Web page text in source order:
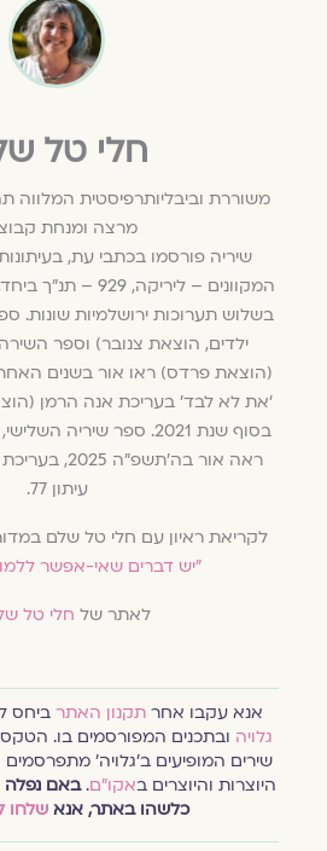
חלי טל
משוררת וביבליותרפיסטית המלווה
מרצה ומנחת
שיריה פורסמו בכתבי עת,
המקוונים – ליריקה, 929
בשלוש תערוכות ירושלמיות שונות.
ילדים, הוצאת צנובר) וספר השירה
(הוצאת פרדס) ראו אור בשנים
בסוף שנת 2021. ספר שיריה
ראה אור
עיתון 77.
לקריאת ראיון עם חלי טל שלם במדור
״יש דברים שאי-אפשר
לאתר שלחלי טל
אנא עקבו אחרתקנון האתרביחס
גלויהובתכנים המפורסמים בו.
שירים המופיעים ב׳גלויה׳ מתפרסמים
היוצרות והיוצרים ב אקו״ם.באם נפלה
כלשהו באתר, אנאשלחו